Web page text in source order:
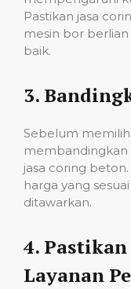
Pastikan jasa
mesin bor
baik.
3.
Sebelum
membandingkan
jasa coring
harga yang
ditawarkan.
4.
Layanan